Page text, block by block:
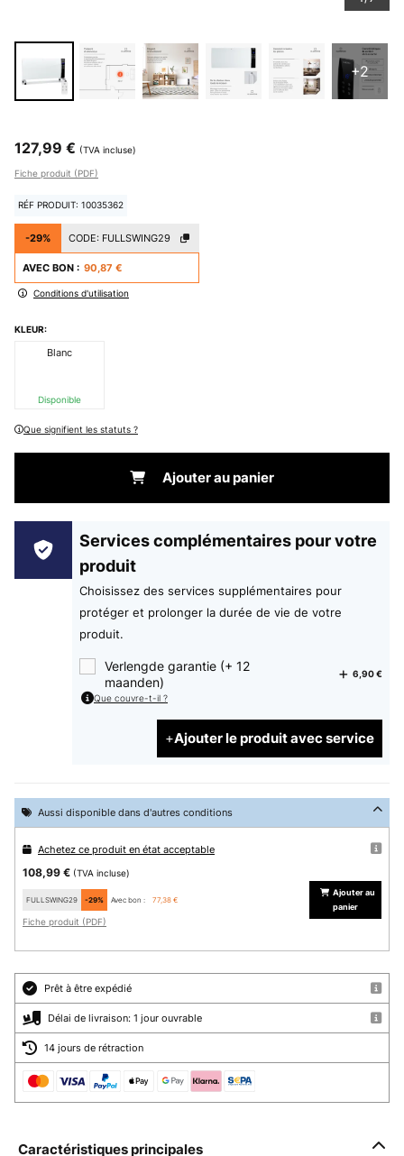
+2
127,99 € (TVA incluse)
Fiche produit (PDF)
RÉF PRODUIT: 10035362
-29% CODE: FULLSWING29
AVEC BON : 90,87 €
Conditions d'utilisation
KLEUR:
Blanc
Disponible
Que signifient les statuts ?
Ajouter au panier
Services complémentaires pour votre
produit
Choisissez des services supplémentaires pour
protéger et prolonger la durée de vie de votre
produit.
Verlengde garantie (+ 12
maanden)
6,90 €
Que couvre-t-il ?
Ajouter le produit avec service
Aussi disponible dans d'autres conditions
Achetez ce produit en état acceptable
108,99 € (TVA incluse)
FULLSWING29 -29% Avec bon : 77,38 €
Fiche produit (PDF)
Ajouter au
panier
Prêt à être expédié
Délai de livraison: 1 jour ouvrable
14 jours de rétraction
Caractéristiques principales